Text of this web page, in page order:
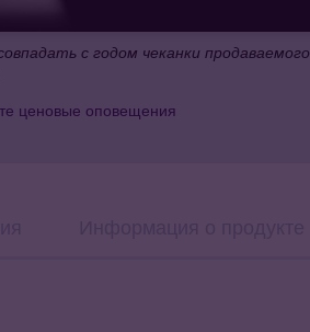
с годом чеканки продаваемого
ценовые оповещения